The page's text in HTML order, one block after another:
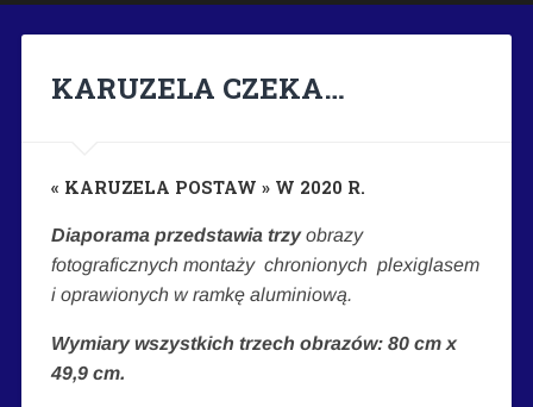
KARUZELA CZEKA…
« KARUZELA POSTAW » W 2020 R.
Diaporama przedstawia trzyobrazy
fotograficznych montaży chronionych plexiglasem
i oprawionych w ramkę aluminiową.
Wymiary wszystkich trzech obrazów: 80 cm x
49,9 cm.